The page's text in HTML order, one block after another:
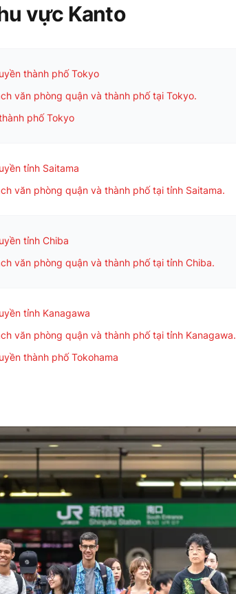
vực Kanto
thành phố Tokyo
văn phòng quận và thành phố tại Tokyo.
phố Tokyo
tỉnh Saitama
văn phòng quận và thành phố tại tỉnh Saitama.
tỉnh Chiba
văn phòng quận và thành phố tại tỉnh Chiba.
tỉnh Kanagawa
văn phòng quận và thành phố tại tỉnh Kanagawa.
thành phố Tokohama